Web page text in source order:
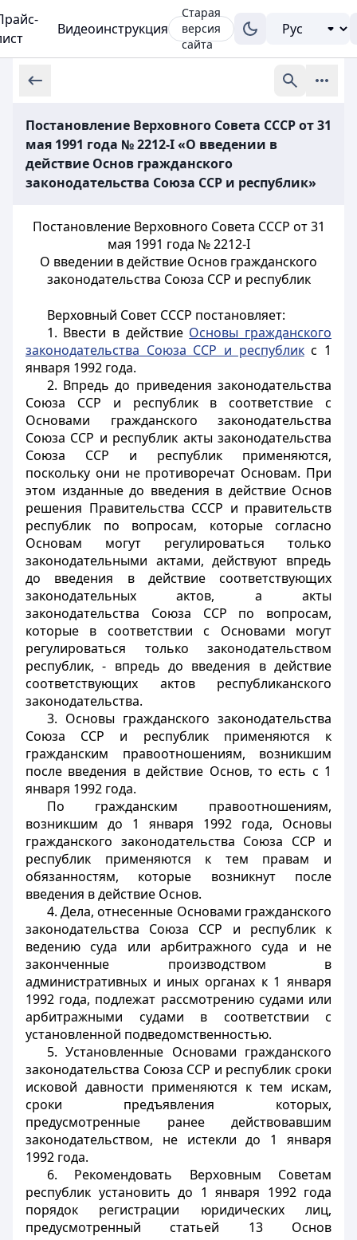
Видеоинструкция
Старая
версия
сайта
Постановление Верховного Совета СССР от 31
мая 1991 года № 2212-I «О введении в
действие Основ гражданского
законодательства Союза ССР и республик»
Постановление Верховного Совета СССР от 31
мая 1991 года № 2212-I
О введении в действие Основ гражданского
законодательства Союза ССР и республик
Верховный Совет СССР постановляет:
1. Ввести в действие Основы гражданского
законодательства Союза ССР и республикс 1
января 1992 года.
2. Впредь до приведения законодательства
Союза ССР и республик в соответствие с
Основами гражданского законодательства
Союза ССР и республик акты законодательства
Союза ССР и республик применяются,
поскольку они не противоречат Основам. При
этом изданные до введения в действие Основ
решения Правительства СССР и правительств
республик по вопросам, которые согласно
Основам могут регулироваться только
законодательными актами, действуют впредь
до введения в действие соответствующих
законодательных актов, а акты
законодательства Союза ССР по вопросам,
которые в соответствии с Основами могут
регулироваться только законодательством
республик, - впредь до введения в действие
соответствующих актов республиканского
законодательства.
3. Основы гражданского законодательства
Союза ССР и республик применяются к
гражданским правоотношениям, возникшим
после введения в действие Основ, то есть с 1
января 1992 года.
По гражданским правоотношениям,
возникшим до 1 января 1992 года, Основы
гражданского законодательства Союза ССР и
республик применяются к тем правам и
обязанностям, которые возникнут после
введения в действие Основ.
4. Дела, отнесенные Основами гражданского
законодательства Союза ССР и республик к
ведению суда или арбитражного суда и не
законченные производством в
административных и иных органах к 1 января
1992 года, подлежат рассмотрению судами или
арбитражными судами в соответствии с
установленной подведомственностью.
5. Установленные Основами гражданского
законодательства Союза ССР и республик сроки
исковой давности применяются к тем искам,
сроки предъявления которых,
предусмотренные ранее действовавшим
законодательством, не истекли до 1 января
1992 года.
6. Рекомендовать Верховным Советам
республик установить до 1 января 1992 года
порядок регистрации юридических лиц,
предусмотренный статьей 13 Основ